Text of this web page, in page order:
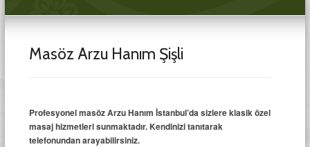
Masöz Arzu Hanım Şişli
Profesyonel masöz Arzu Hanım İstanbul’da sizlere klasik özel
masaj hizmetleri sunmaktadır. Kendinizi tanıtarak
telefonundan arayabilirsiniz.